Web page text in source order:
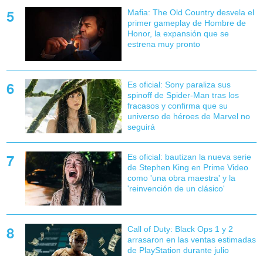
Mafia: The Old Country desvela el
primer gameplay de Hombre de
Honor, la expansión que se
estrena muy pronto
Es oficial: Sony paraliza sus
spinoff de Spider-Man tras los
fracasos y confirma que su
universo de héroes de Marvel no
seguirá
Es oficial: bautizan la nueva serie
de Stephen King en Prime Video
como 'una obra maestra' y la
'reinvención de un clásico'
Call of Duty: Black Ops 1 y 2
arrasaron en las ventas estimadas
de PlayStation durante julio